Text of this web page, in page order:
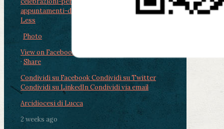
appuntamenti-dal-2-al-4-ago...
See MoreSee
Less
Photo
View on Facebook
· Share
Condividi su FacebookCondividi su Twitter
Condividi su LinkedInCondividi via email
Arcidiocesi di Lucca
2 weeks ago